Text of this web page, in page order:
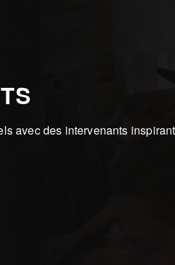
avec des intervenants